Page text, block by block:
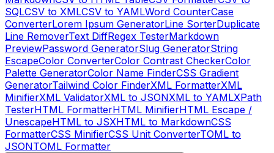
SQLCSV to XMLCSV to YAMLWord CounterCase
ConverterLorem Ipsum GeneratorLine SorterDuplicate
Line RemoverText DiffRegex TesterMarkdown
PreviewPassword GeneratorSlug GeneratorString
EscapeColor ConverterColor Contrast CheckerColor
Palette GeneratorColor Name FinderCSS Gradient
GeneratorTailwind Color FinderXML FormatterXML
MinifierXML ValidatorXML to JSONXML to YAMLXPath
TesterHTML FormatterHTML MinifierHTML Escape /
UnescapeHTML to JSXHTML to MarkdownCSS
FormatterCSS MinifierCSS Unit ConverterTOML to
JSONTOML Formatter